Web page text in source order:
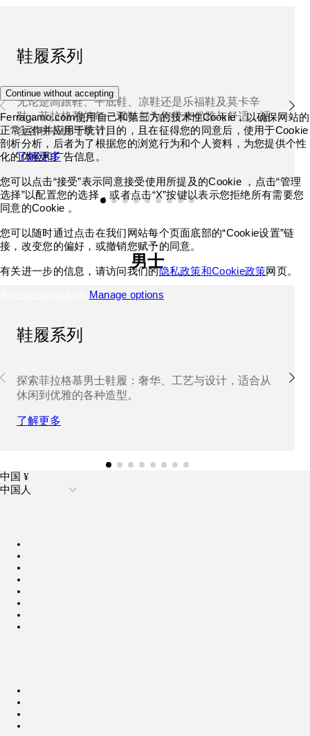
鞋履系列
无论是高跟鞋、平底鞋、凉鞋还是乐福鞋及莫卡辛
鞋，菲拉格慕的每一双鞋都为您带来优雅与舒适，适
合各种衣橱与季节。
了解更多
男士
鞋履系列
探索菲拉格慕男士鞋履：奢华、工艺与设计，适合从
休闲到优雅的各种造型。
了解更多
中国 ¥
中国人
Continue without accepting
Ferragamo.com使用自己和第三方的技术性Cookie，以确保网站的
正常运作并应用于统计目的，且在征得您的同意后，使用于Cookie
剖析分析，后者为了根据您的浏览行为和个人资料，为您提供个性
化的体验和广告信息。
您可以点击“接受”表示同意接受使用所提及的Cookie ，点击“管理
选择”以配置您的选择，或者点击“X”按键以表示您拒绝所有需要您
同意的Cookie 。
您可以随时通过点击在我们网站每个页面底部的“Cookie设置”链
接，改变您的偏好，或撤销您赋予的同意。
有关进一步的信息，请访问我们的隐私政策和Cookie政策网页。
Manage options